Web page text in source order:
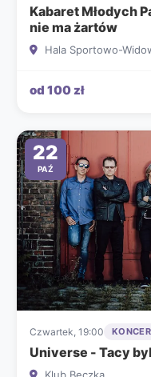
Kabaret Młodych
nie ma żartów
Hala Sportowo-
od 100 zł
22
PAŹ
Czwartek, 19:00
Universe - Tacy